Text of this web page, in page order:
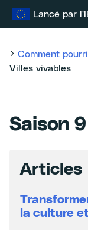
Lancé par
Comment
Villes vivables
Saison
Articles
la culture